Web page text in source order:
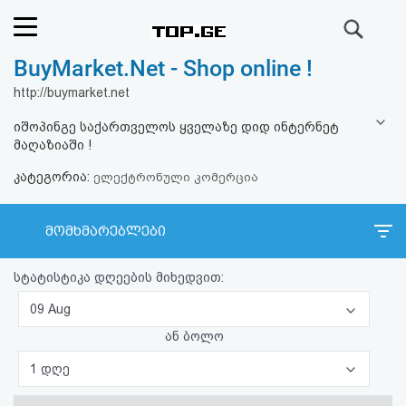
რეიტინგი
კითხვა-
პასუხი
ავტორიზაცია
პაროლის
BuyMarket.Net - Shop online !
http://buymarket.net
იშოპინგე საქართველოს ყველაზე დიდ ინტერნეტ
მაღაზიაში !
კატეგორია: ელექტრონული კომერცია
მომხმარებლები
სტატისტიკა დღეების მიხედვით:
09 Aug
ან ბოლო
1 დღე